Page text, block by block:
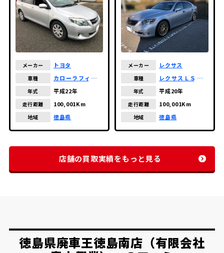
メーカー トヨタ
車種
カローラフィール
年式 平成22年
走行距離 100,001Km
地域 徳島県
メーカー レクサス
車種
レクサスＬＳハイ
年式 平成20年
走行距離 100,001Km
地域 徳島県
店舗の買取実績をもっと見る
徳島県廃車王徳島南店（有限会社